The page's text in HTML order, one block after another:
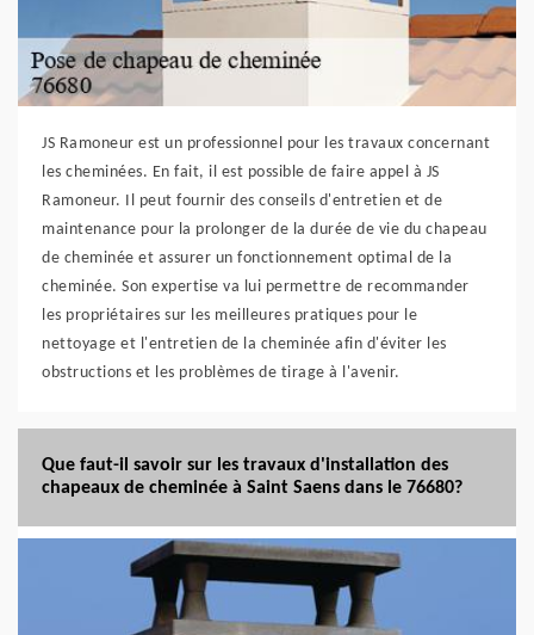
JS Ramoneur est un professionnel pour les travaux concernant
les cheminées. En fait, il est possible de faire appel à JS
Ramoneur. Il peut fournir des conseils d'entretien et de
maintenance pour la prolonger de la durée de vie du chapeau
de cheminée et assurer un fonctionnement optimal de la
cheminée. Son expertise va lui permettre de recommander
les propriétaires sur les meilleures pratiques pour le
nettoyage et l'entretien de la cheminée afin d'éviter les
obstructions et les problèmes de tirage à l'avenir.
Que faut-il savoir sur les travaux d'installation des
chapeaux de cheminée à Saint Saens dans le 76680?